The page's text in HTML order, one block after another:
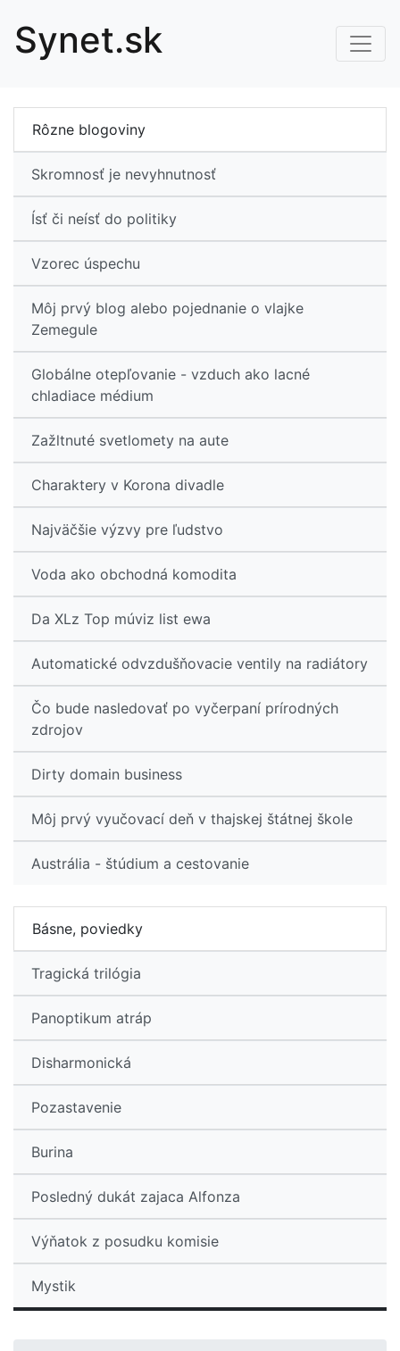
Synet.sk
Rôzne blogoviny
Skromnosť je nevyhnutnosť
Ísť či neísť do politiky
Vzorec úspechu
Môj prvý blog alebo pojednanie o vlajke
Zemegule
Globálne otepľovanie - vzduch ako lacné
chladiace médium
Zažltnuté svetlomety na aute
Charaktery v Korona divadle
Najväčšie výzvy pre ľudstvo
Voda ako obchodná komodita
Da XLz Top múviz list ewa
Automatické odvzdušňovacie ventily na radiátory
Čo bude nasledovať po vyčerpaní prírodných
zdrojov
Dirty domain business
Môj prvý vyučovací deň v thajskej štátnej škole
Austrália - štúdium a cestovanie
Básne, poviedky
Tragická trilógia
Panoptikum atráp
Disharmonická
Pozastavenie
Burina
Posledný dukát zajaca Alfonza
Výňatok z posudku komisie
Mystik